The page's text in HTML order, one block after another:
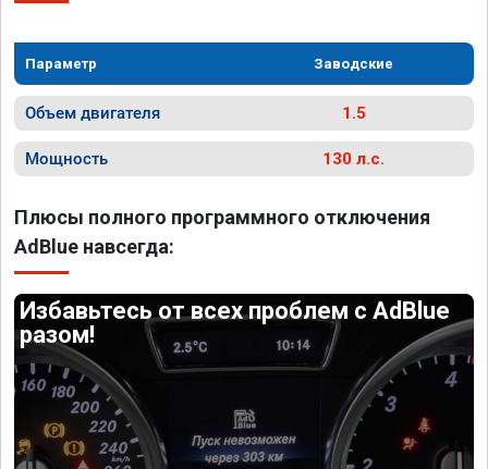
Параметр Заводские
Объем двигателя 1.5
Мощность 130 л.с.
Плюсы полного программного отключения
AdBlue навсегда:
Избавьтесь от всех проблем с AdBlue
разом!